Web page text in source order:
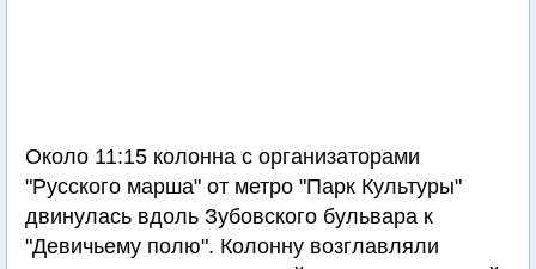
Около 11:15 колонна с организаторами
"Русского марша" от метро "Парк Культуры"
двинулась вдоль Зубовского бульвара к
"Девичьему полю". Колонну возглавляли